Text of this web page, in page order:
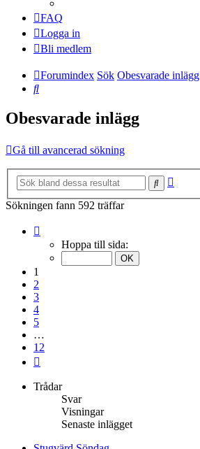
FAQ
Logga in
Bli medlem
Forumindex Sök Obesvarade inlägg
Sök
Obesvarade inlägg
Gå till avancerad sökning
Sök
Sökningen fann 592 träffar
Hoppa till sida:
1
2
3
4
5
…
12
Trådar
Svar
Visningar
Senaste inlägget